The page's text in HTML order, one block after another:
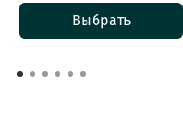
Выбрать